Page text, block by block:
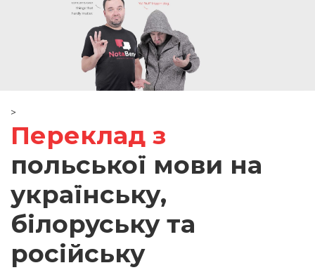
>
Переклад з
польської мови на
українську,
білоруську та
російську